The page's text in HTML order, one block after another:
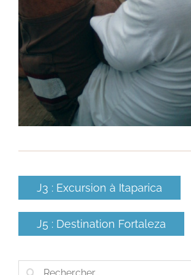
J3 : Excursion à Itaparica
J5 : Destination Fortaleza
Rechercher: